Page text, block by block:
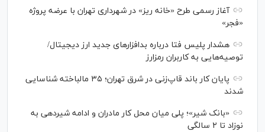
آغاز رسمی طرح «خانه ریز» در شهرداری تهران با عرضه پروژه
«فجر»
هشدار پلیس فتا درباره بدافزار‌های جدید ارز دیجیتال/
توصیه‌هایی به کاربران رمزارز
پایان کار باند قاپ‌زنی در شرق تهران؛ ۳۵ مالباخته شناسایی
شدند
«بانک شیر»؛ پلی میان محل کار مادران و ادامه شیردهی به
نوزاد تا ۲ سالگی